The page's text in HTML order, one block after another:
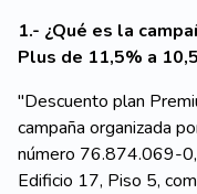
1.- ¿Qué es la
Plus de 11,5% a
"Descuento plan
campaña organizada
número 76.874.069-
Edificio 17, Piso 5,